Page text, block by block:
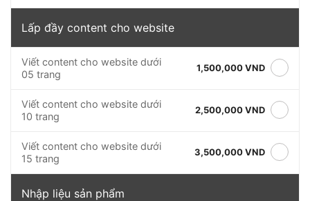
Lấp đầy content cho website
Viết content cho website dưới
05 trang
1,500,000 VND
Viết content cho website dưới
10 trang
2,500,000 VND
Viết content cho website dưới
15 trang
3,500,000 VND
Nhập liệu sản phẩm